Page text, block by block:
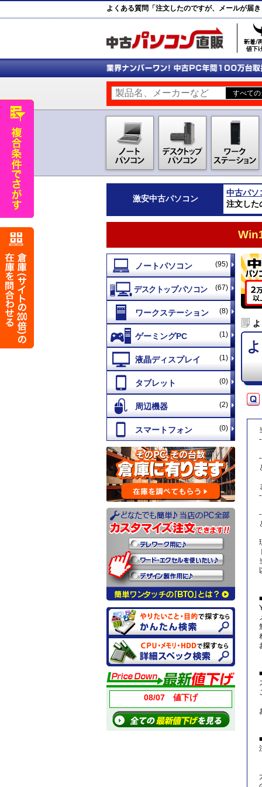
よくある質問「注文したのですが、メールが届
激安中古パソコン
中古パソ
注文した
(95)
(67)
(8)
(1)
(1)
(0)
(2)
(0)
08/07 値下げ